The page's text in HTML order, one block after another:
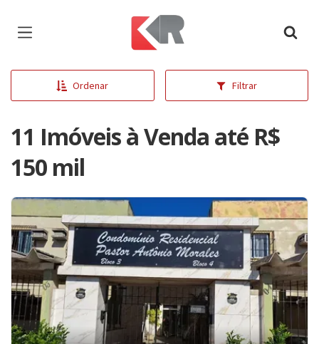
Página inicial
Ordenar Filtrar
11 Imóveis à Venda até R$
150 mil